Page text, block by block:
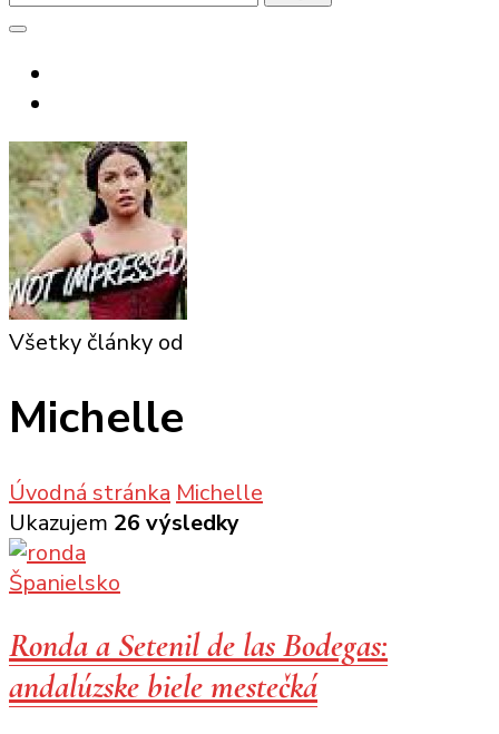
Všetky články od
Michelle
Úvodná stránka Michelle
Ukazujem 26 výsledky
Španielsko
Ronda a Setenil de las Bodegas:
andalúzske biele mestečká